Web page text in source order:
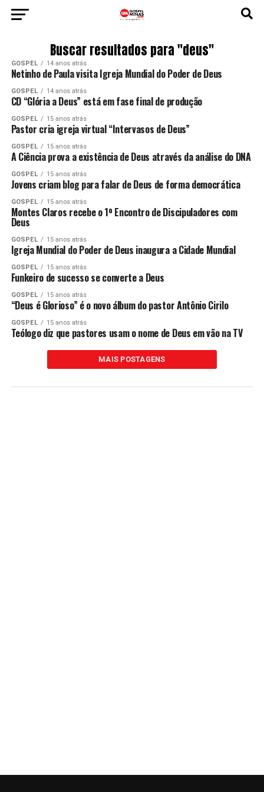
Buscar resultados para "deus"
GOSPEL 14 anos atrás
Netinho de Paula visita Igreja Mundial do Poder de Deus
GOSPEL 14 anos atrás
CD “Glória a Deus” está em fase final de produção
GOSPEL 15 anos atrás
Pastor cria igreja virtual “Intervasos de Deus”
GOSPEL 15 anos atrás
A Ciência prova a existência de Deus através da análise do DNA
GOSPEL 15 anos atrás
Jovens criam blog para falar de Deus de forma democrática
GOSPEL 15 anos atrás
Montes Claros recebe o 1º Encontro de Discipuladores com
Deus
GOSPEL 15 anos atrás
Igreja Mundial do Poder de Deus inaugura a Cidade Mundial
GOSPEL 15 anos atrás
Funkeiro de sucesso se converte a Deus
GOSPEL 15 anos atrás
“Deus é Glorioso” é o novo álbum do pastor Antônio Cirilo
GOSPEL 15 anos atrás
Teólogo diz que pastores usam o nome de Deus em vão na TV
MAIS POSTAGENS